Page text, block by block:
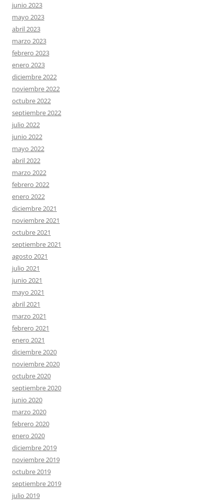
junio 2023
mayo 2023
abril 2023
marzo 2023
febrero 2023
enero 2023
diciembre 2022
noviembre 2022
octubre 2022
septiembre 2022
julio 2022
junio 2022
mayo 2022
abril 2022
marzo 2022
febrero 2022
enero 2022
diciembre 2021
noviembre 2021
octubre 2021
septiembre 2021
agosto 2021
julio 2021
junio 2021
mayo 2021
abril 2021
marzo 2021
febrero 2021
enero 2021
diciembre 2020
noviembre 2020
octubre 2020
septiembre 2020
junio 2020
marzo 2020
febrero 2020
enero 2020
diciembre 2019
noviembre 2019
octubre 2019
septiembre 2019
julio 2019